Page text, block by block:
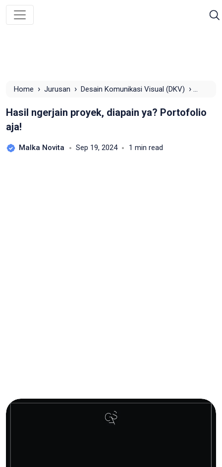
Home › Jurusan › Desain Komunikasi Visual (DKV) ›
Hasil ngerjain proyek, diapain ya? Portofolio
aja!
Malka Novita Sep 19, 2024 1 min read